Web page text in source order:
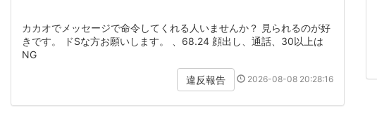
カカオでメッセージで命令してくれる人いませんか？ 見られるのが好
きです。 ドSな方お願いします。 、68.24 顔出し、通話、30以上は
NG
違反報告 2026-08-08 20:28:16